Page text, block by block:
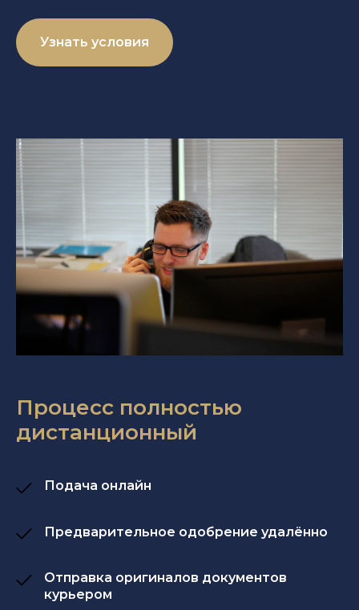
Узнать условия
Процесс полностью
дистанционный
Подача онлайн
Предварительное одобрение удалённо
Отправка оригиналов документов
курьером